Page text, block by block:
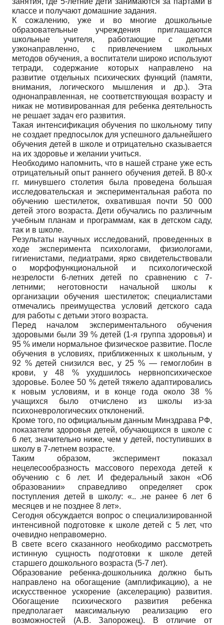
классе и получают домашние задания.
К сожалению, уже и во многие дошкольные
образовательные учреждения приглашаются
школьные учителя, работающие с детьми
узконаправленно, с привлечением школьных
методов обучения, а воспитатели широко используют
тетради, содержание которых направлено на
развитие отдельных психических функций (памяти,
внимания, логического мышления и др.). Эта
однонаправленная, не соответствующая возрасту и
никак не мотивированная для ребенка деятельность
не решает задач его развития.
Такая интенсификация обучения по школьному типу
не создает предпосылок для успешного дальнейшего
обучения детей в школе и отрицательно сказывается
на их здоровье и желании учиться.
Необходимо напомнить, что в нашей стране уже есть
отрицательный опыт раннего обучения детей. В 80-х
гг. минувшего столетия была проведена большая
исследовательская и экспериментальная работа по
обучению шестилеток, охватившая почти 50 000
детей этого возраста. Дети обучались по различным
учебным планам и программам, как в детском саду,
так и в школе.
Результаты научных исследований, проведенных в
ходе эксперимента психологами, физиологами,
гигиенистами, педиатрами, ярко свидетельствовали
о морфофункциональной и психологической
незрелости 6-летних детей по сравнению с 7-
летними; неготовности начальной школы к
организации обучения шестилеток; специалистами
отмечались преимущества условий детского сада
для работы с детьми этого возраста.
Перед началом экспериментального обучения
здоровыми были 39 % детей (1-я группа здоровья) и
95 % имели нормальное физическое развитие. После
обучения в условиях, приближенных к школьным, у
92 % детей снизился вес, у 25 % — гемоглобин в
крови, у 48 % ухудшилось нервнопсихическое
здоровье. Более 50 % детей тяжело адаптировались
к новым условиям, и в конце года около 38 %
учащихся было отчислено из школы из-за
психоневрологических отклонений.
Кроме того, по официальным данным Минздрава РФ,
показатели здоровья детей, обучающихся в школе с
6 лет, значительно ниже, чем у детей, поступивших в
школу в 7-летнем возрасте.
Таким образом, эксперимент показал
нецелесообразность массового перехода детей к
обучению с 6 лет. И федеральный закон «Об
образовании» справедливо определяет срок
поступления детей в школу: «.. .не ранее 6 лет 6
месяцев и не позднее 8 лет».
Сегодня обсуждается вопрос о специализированной
интенсивной подготовке к школе детей с 5 лет, что
очевидно неправомерно.
В свете всего сказанного необходимо рассмотреть
истинную сущность подготовки к школе детей
старшего дошкольного возраста (5-7 лет).
Образование ребенка-дошкольника должно быть
направлено на обогащение (амплификацию), а не
искусственное ускорение (акселерацию) развития.
Обогащение психического развития ребенка
предполагает максимальную реализацию его
возможностей (А.В. Запорожец). В отличие от